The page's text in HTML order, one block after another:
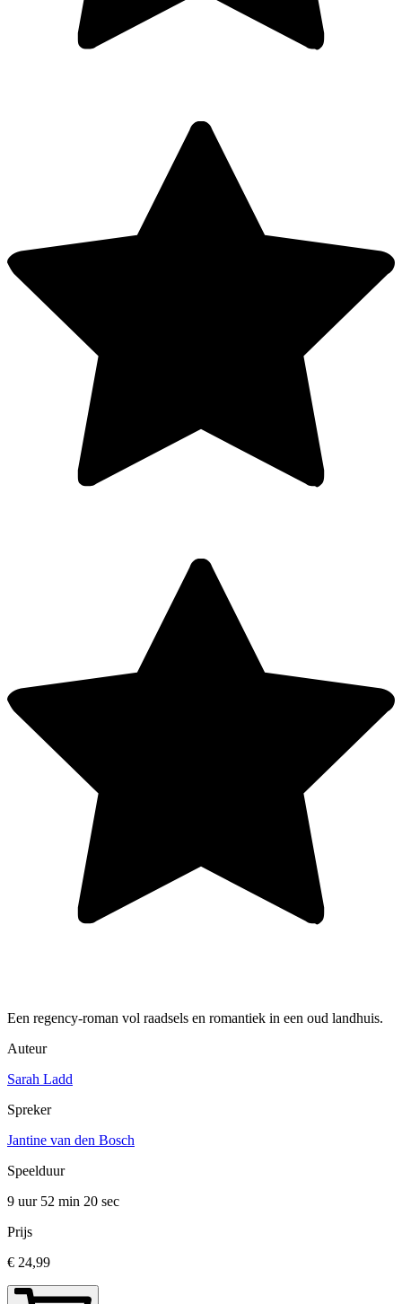
Een regency-roman vol raadsels en romantiek in een oud landhuis.
Auteur
Sarah Ladd
Spreker
Jantine van den Bosch
Speelduur
9 uur 52 min 20 sec
Prijs
€ 24,99